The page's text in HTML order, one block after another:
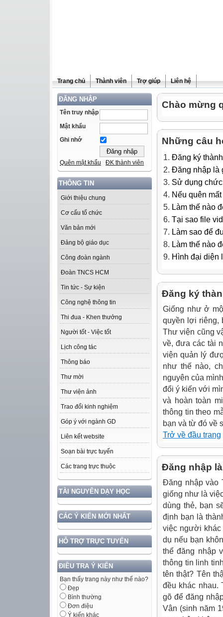
Trang chủ Thành viên Trợ giúp Liên hệ
ĐĂNG NHẬP
Tên truy nhập
Mật khẩu
Ghi nhớ
Quên mật khẩu ĐK thành viên
THÔNG TIN
Giới thiệu chung
Cơ cấu tổ chức
Văn bản mới
Đảng bộ giáo dục
Công đoàn ngành
Đoàn TNCS HCM
Tin tức - Sự kiện
Công nghệ thông tin
Thi đua - Khen thưởng
Người tốt - Việc tốt
Lịch công tác
Thông báo
Thư mời
Thư viện ảnh
Trao đổi kinh nghiệm
Góp ý với ngành GD
Liên kết website
Soạn bài trực tuyến
Các trang trực thuộc
TÀI NGUYÊN DẠY HỌC
CÁC Ý KIẾN MỚI NHẤT
HỖ TRỢ TRỰC TUYẾN
ĐIỀU TRA Ý KIẾN
Bạn thấy trang này như thế nào?
Đẹp
Bình thường
Đơn điệu
Ý kiến khác
Chào mừng
Những câu
Đăng ký
Đăng nhập là
Sử dụng
Nếu quên
Làm thế nào
Tại sao file
Làm sao để
Làm thế nào
Hình đại diện
Đăng ký
Giống như ở
quyền lợi riêng,
Thư viện cũng
về, đưa các tài
viện quản lý
như thế nào,
nguyên của
đổi ý kiến với
và hoàn toàn
thông tin theo
bạn và từ đó về
Trở về đầu trang
Đăng nhập
Đăng nhập vào
giống như là
dùng thẻ, bạn
định bạn là
việc người khác
dụ nếu bạn
thể đăng nhập
thông tin linh
tên thật? Tên
đều khác nhau.
gõ để đăng
Vân (sinh năm